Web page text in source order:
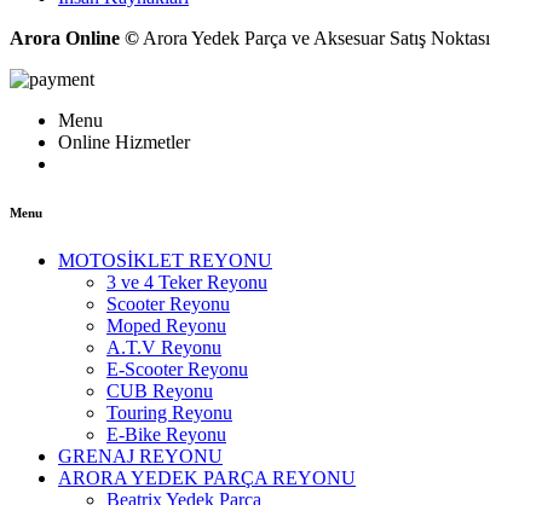
Arora Online © Arora Yedek Parça ve Aksesuar Satış Noktası
Menu
Online Hizmetler
Menu
MOTOSİKLET REYONU
3 ve 4 Teker Reyonu
Scooter Reyonu
Moped Reyonu
A.T.V Reyonu
E-Scooter Reyonu
CUB Reyonu
Touring Reyonu
E-Bike Reyonu
GRENAJ REYONU
ARORA YEDEK PARÇA REYONU
Beatrix Yedek Parça